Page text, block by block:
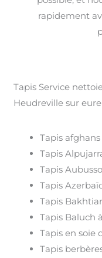
rapidement
Tapis Service
Heudreville sur eure
Tapis
Tapis
Tapis
Tapis
Tapis
Tapis Baluch
Tapis en soie
Tapis